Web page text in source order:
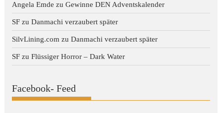
Angela Emde zuGewinne DEN Adventskalender
SF zuDanmachi verzaubert später
SilvLining.com zuDanmachi verzaubert später
SF zuFlüssiger Horror – Dark Water
Facebook- Feed